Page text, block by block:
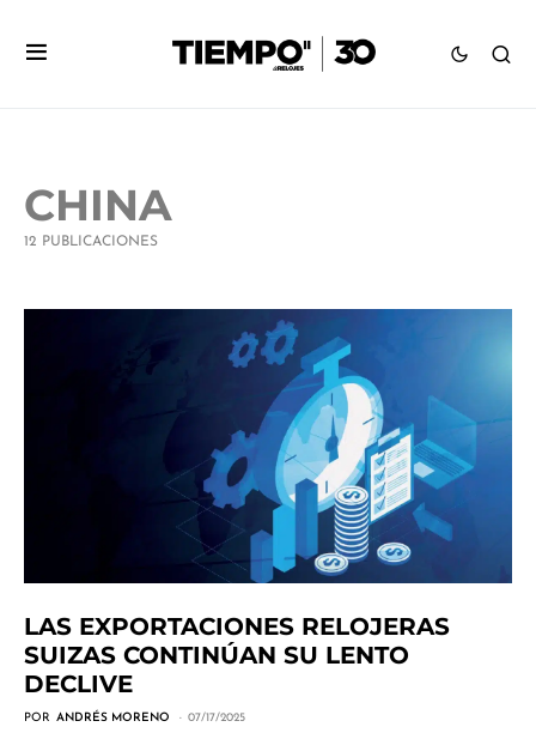
CHINA
12 PUBLICACIONES
LAS EXPORTACIONES RELOJERAS
SUIZAS CONTINÚAN SU LENTO
DECLIVE
POR ANDRÉS MORENO 07/17/2025